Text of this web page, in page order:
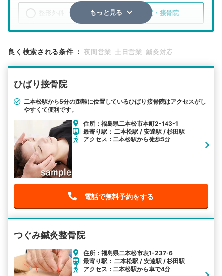
整骨院・接骨院
検索する
駅から探す 院名から探す
もっと見る
良く検索される条件 ： 夜間営業 土日営業 鍼灸対応
ひばり接骨院
二本松駅から5分の距離に位置しているひばり接骨院はアクセスがし
やすくて便利です。
住所：福島県二本松市本町2-143-1
最寄り駅： 二本松駅 / 安達駅 / 杉田駅
アクセス：二本松駅から徒歩5分
電話で無料予約をする
つぐみ鍼灸整骨院
住所：福島県二本松市表1-237-6
最寄り駅： 二本松駅 / 安達駅 / 杉田駅
アクセス：二本松駅から車で4分